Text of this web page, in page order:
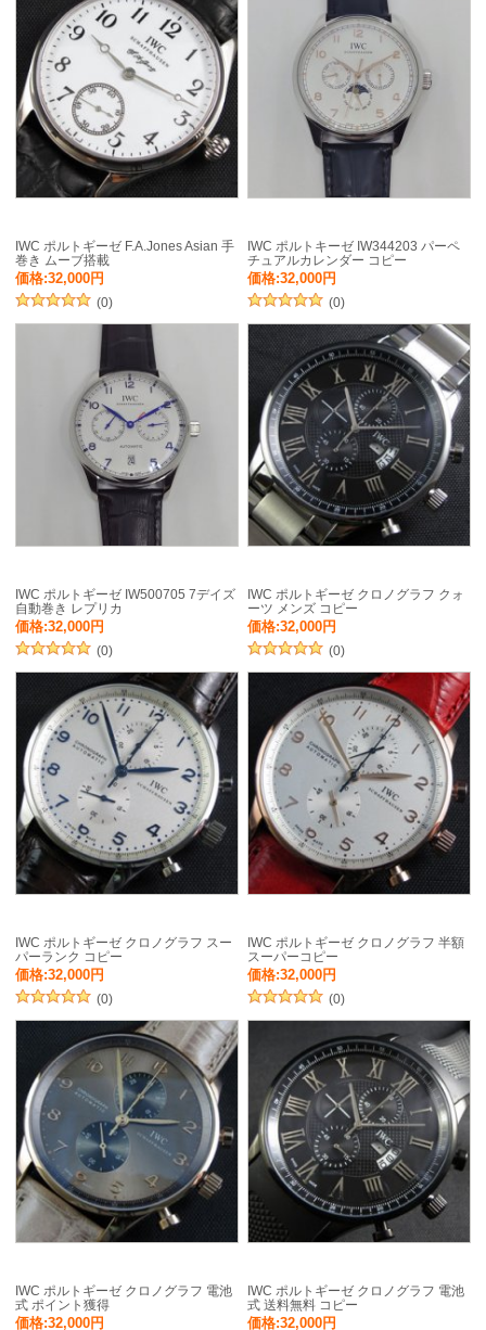
IWC ポルトギーゼ F.A.Jones Asian 手
巻き ムーブ搭載
価格:32,000円
(0)
IWC ポルトキーゼ IW344203 パーペ
チュアルカレンダー コピー
価格:32,000円
(0)
IWC ポルトギーゼ IW500705 7デイズ
自動巻き レプリカ
価格:32,000円
(0)
IWC ポルトギーゼ クロノグラフ クォ
ーツ メンズ コピー
価格:32,000円
(0)
IWC ポルトギーゼ クロノグラフ スー
パーランク コピー
価格:32,000円
(0)
IWC ポルトギーゼ クロノグラフ 半額
スーパーコピー
価格:32,000円
(0)
IWC ポルトギーゼ クロノグラフ 電池
式 ポイント獲得
価格:32,000円
IWC ポルトギーゼ クロノグラフ 電池
式 送料無料 コピー
価格:32,000円